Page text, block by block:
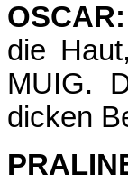
OSCAR:
die
MUIG.
dicken